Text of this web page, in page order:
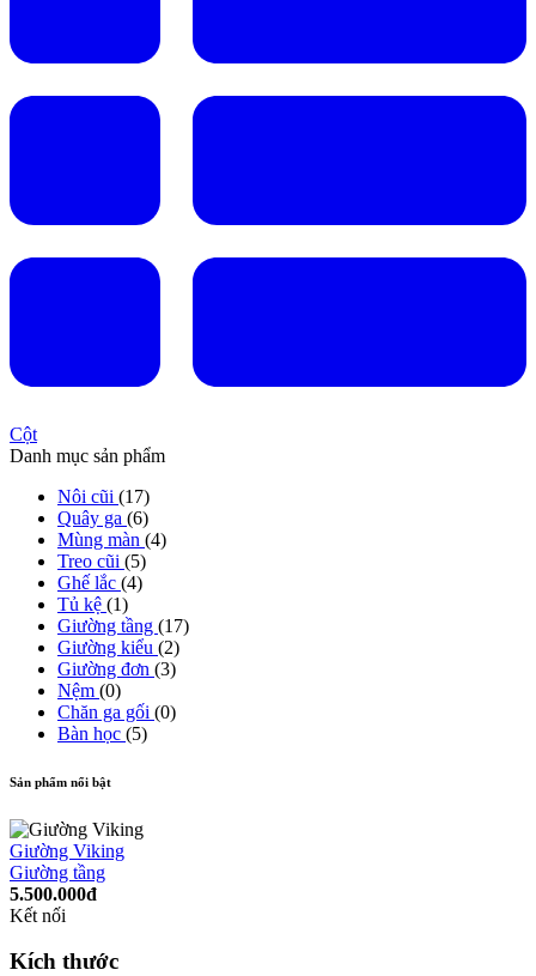
Cột
Danh mục sản phẩm
Nôi cũi (17)
Quây ga (6)
Mùng màn (4)
Treo cũi (5)
Ghế lắc (4)
Tủ kệ (1)
Giường tầng (17)
Giường kiểu (2)
Giường đơn (3)
Nệm (0)
Chăn ga gối (0)
Bàn học (5)
Sản phẩm nổi bật
Giường Viking
Giường tầng
5.500.000đ
Kết nối
Kích thước